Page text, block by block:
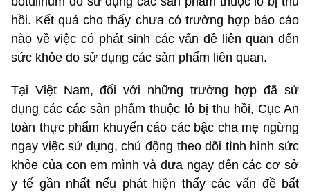
hồi. Kết quả cho thấy chưa có trường hợp báo cáo
nào về việc có phát sinh các vấn đề liên quan đến
sức khỏe do sử dụng các sản phẩm liên quan.
Tại Việt Nam, đối với những trường hợp đã sử
dụng các các sản phẩm thuộc lô bị thu hồi, Cục An
toàn thực phẩm khuyến cáo các bậc cha mẹ ngừng
ngay việc sử dụng, chủ động theo dõi tình hình sức
khỏe của con em mình và đưa ngay đến các cơ sở
y tế gần nhất nếu phát hiện thấy các vấn đề bất